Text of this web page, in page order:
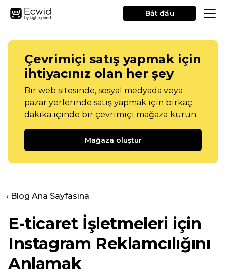
Bắt đầu
Çevrimiçi satış yapmak için
ihtiyacınız olan her şey
Bir web sitesinde, sosyal medyada veya
pazar yerlerinde satış yapmak için birkaç
dakika içinde bir çevrimiçi mağaza kurun.
Mağaza oluştur
‹ Blog Ana Sayfasına
E-ticaret İşletmeleri için
Instagram Reklamcılığını
Anlamak